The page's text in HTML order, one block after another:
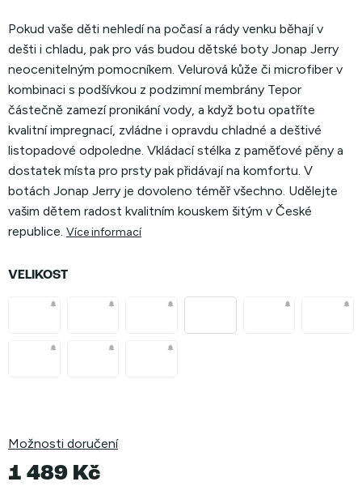
Pokud vaše děti nehledí na počasí a rády venku běhají v
dešti i chladu, pak pro vás budou dětské boty Jonap Jerry
neocenitelným pomocníkem. Velurová kůže či microfiber v
kombinaci s podšívkou z podzimní membrány Tepor
částečně zamezí pronikání vody, a když botu opatříte
kvalitní impregnací, zvládne i opravdu chladné a deštivé
listopadové odpoledne. Vkládací stélka z paměťové pěny a
dostatek místa pro prsty pak přidávají na komfortu. V
botách Jonap Jerry je dovoleno téměř všechno. Udělejte
vašim dětem radost kvalitním kouskem šitým v České
republice. Více informací
VELIKOST
Možnosti doručení
1 489 Kč